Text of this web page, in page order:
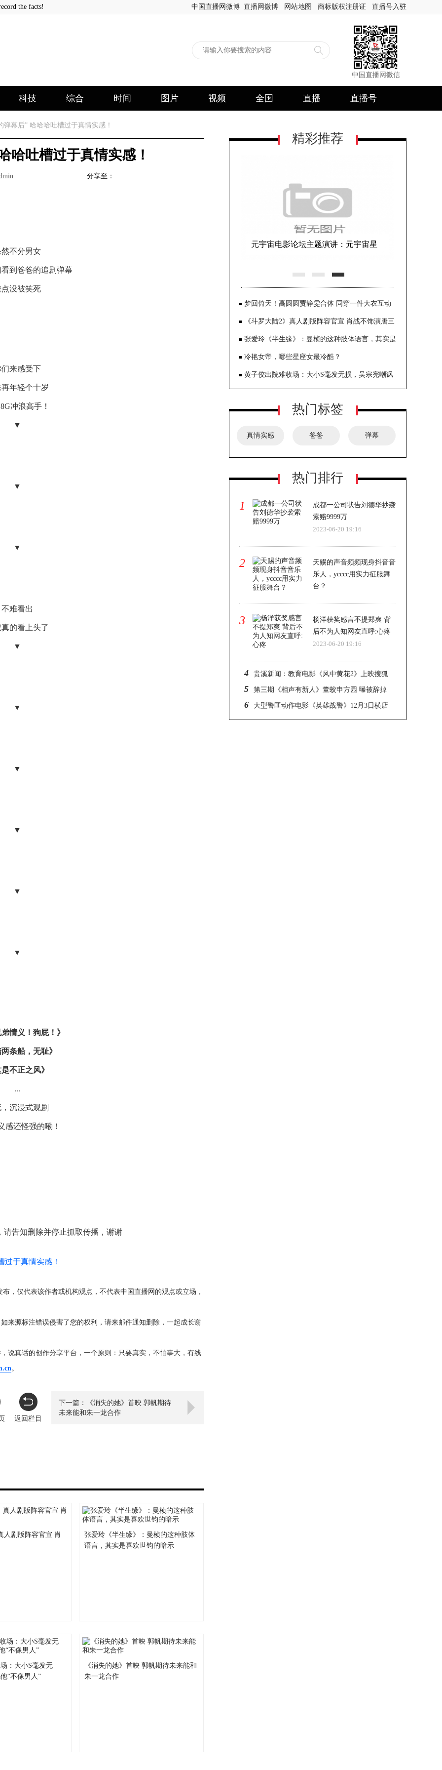
the facts! 中国直播网微博 直播网微博 网站地图 商标版权注册证 直播号入驻
中国直播网微信
科技 综合 时间 图片 视频 全国 直播 直播号
幕后” 哈哈哈吐槽过于真情实感！
哈吐槽过于真情实感！
分享至：
然不分男女
到爸爸的追剧弹幕
点没被笑死
们来感受下
年轻个十岁
冲浪高手！
▼
▼
▼
不难看出
的看上头了
▼
▼
▼
▼
▼
▼
情义！狗屁！》
条船，无耻》
不正之风》
...
沉浸式观剧
感还怪强的嘞！
告知删除并停止抓取传播，谢谢
过于真情实感！
，仅代表该作者或机构观点，不代表中国直播网的观点或立场，
来源标注错误侵害了您的权利，请来邮件通知删除，一起成长谢
说真话的创作分享平台，一个原则：只要真实，不怕事大，有线
。
返回栏目
下一篇：《消失的她》首映 郭帆期待
未来能和朱一龙合作
人剧版阵容官宣 肖
张爱玲《半生缘》：曼桢的这种肢体
语言，其实是喜欢世钧的暗示
：大小S毫发无
“不像男人”
《消失的她》首映 郭帆期待未来能和
朱一龙合作
精彩推荐
元宇宙电影论坛主题演讲：元宇宙星
梦回倚天！高圆圆贾静雯合体 同穿一件大衣互动
亲密太养眼
《斗罗大陆2》真人剧版阵容官宣 肖战不饰演唐三
了张爱玲《半生缘》：曼桢的这种肢体语言，其实是
喜欢世钧的暗示
冷艳女帝，哪些星座女最冷酷？
黄子佼出院难收场：大小S毫发无损，吴宗宪嘲讽
热门标签
真情实感 爸爸 弹幕
热门排行
1
成都一公司状告刘德华抄袭
索赔9999万
2023-06-20 19:16
2
天赐的声音频频现身抖音音
乐人，ycccc用实力征服舞
台？
3
杨洋获奖感言不提郑爽 背
后不为人知网友直呼:心疼
2023-06-20 19:16
4 贵溪新闻：教育电影《风中黄花2》上映搜狐
酷6华数TV抢先看
5 第三期《相声有新人》董蛟申方园 曝被辞掉
无退路获喜落泪
6 大型警匪动作电影《英雄战警》12月3日横店
开机